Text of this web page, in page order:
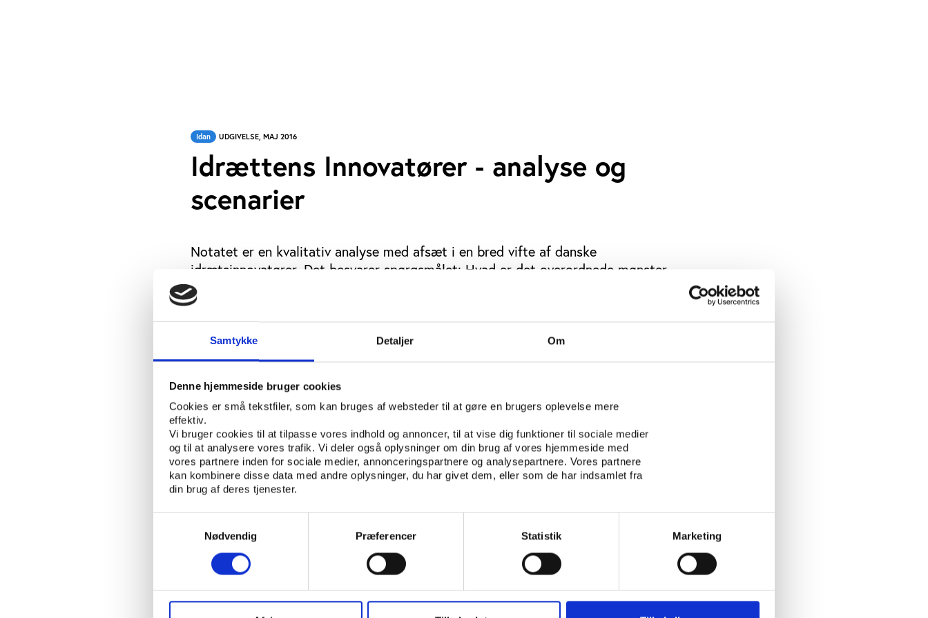
Samtykke Detaljer Om
Denne hjemmeside bruger cookies
Cookies er små tekstfiler, som kan bruges af websteder til at gøre en brugers oplevelse mere
effektiv.
Vi bruger cookies til at tilpasse vores indhold og annoncer, til at vise dig funktioner til sociale medier
og til at analysere vores trafik. Vi deler også oplysninger om din brug af vores hjemmeside med
vores partnere inden for sociale medier, annonceringspartnere og analysepartnere. Vores partnere
kan kombinere disse data med andre oplysninger, du har givet dem, eller som de har indsamlet fra
din brug af deres tjenester.
Nødvendig
Præferencer Statistik Marketing
Idan UDGIVELSE, MAJ 2016
Idrættens Innovatører - analyse og
scenarier
Notatet er en kvalitativ analyse med afsæt i en bred vifte af danske
idrætsinnovatører. Det besvarer spørgsmålet: Hvad er det overordnede mønster
blandt idrættens innovatører, og hvilke tendenser skal aktørerne i den danske
(og internationale) idrætssektor forholde sig til i fremtiden?
SKREVET AF: MARTIN HEDAL
NØGLEORD: MOTIONSIDRÆT IDRÆTSKULTUR MEDIER OG MARKETING
ÅBN RAPPORT
UDGIVER: IDRÆTTENS ANALYSEINSTITUT
REKVIRENT: IDAN FORUM - IDRÆTSSEKTORENS UDVIKLINGSFORUM
ANTAL SIDER: 24
ISBN: 978-87-93375-53-6 (ELEKTRONISK)